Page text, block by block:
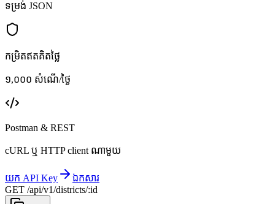
ទម្រង់ JSON
កម្រិតឥតគិតថ្លៃ
១,០០០ សំណើ/ថ្ងៃ
Postman & REST
cURL ឬ HTTP client ណាមួយ
យក API Key
ឯកសារ
GET /api/v1/districts/:id